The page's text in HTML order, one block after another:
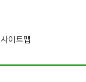
사이트맵